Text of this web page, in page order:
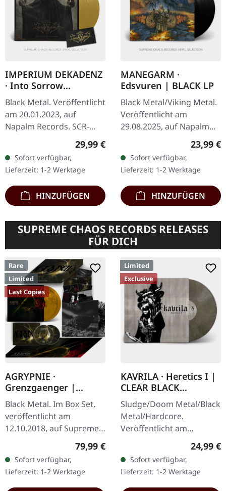
IMPERIUM DEKADENZ
· Into Sorrow
Evermore |
EXCUSIVE.GOLD+PATC
H 2LP
Black Metal. Veröffentlicht
am 20.01.2023, auf
Napalm Records. SCR-
exklusives goldenes
Doppel-Vinyl im Gatefold-
Cover, 300 insgesamt
hergestellt, 100…
Regulärer Preis:
29,99 €
Sofort verfügbar,
Lieferzeit: 1-2 Werktage
HINZUFÜGEN
MANEGARM ·
Edsvuren | BLACK LP
Black Metal/Viking Metal.
Veröffentlicht am
29.08.2025, auf Napalm
Records. Schwarzes Vinyl
im Gatefold Cover. Die
schwedischen Viking
Metal-Pioniere…
23,99 €
Sofort verfügbar,
Lieferzeit: 1-2 Werktage
HINZUFÜGEN
SUPREME CHAOS RECORDS RELEASES
FÜR DICH
Rare
Limited
Last Copies
AGRYPNIE ·
Grenzgaenger |
DELUXE GOLD/CLEAR
4LP BOX SET
Black Metal. Im Box Set,
veröffentlicht am
12.10.2018, auf Supreme
Chaos Records. Eine
noble Box, die die beiden
Agrypnie-Alben
"Grenzgænger" und…
Regulärer Preis:
79,99 €
Sofort verfügbar,
Lieferzeit: 1-2 Werktage
Limited
Exclusive
KAVRILA · Heretics I |
CLEAR BLACK
MARBLED LP
Sludge/Doom Metal/Black
Metal/Hardcore.
Veröffentlicht am
30.05.2025, auf Supreme
Clear/Schwarz
marmoriertes Vinyl mit
24,99 €
Sofort verfügbar,
Lieferzeit: 1-2 Werktage